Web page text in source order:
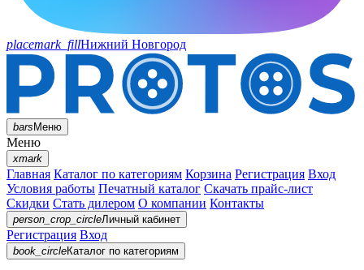
placemark_fillНижний Новгород
barsМеню
Меню
xmark
Главная Каталог по категориям Корзина Регистрация Вход
Условия работы Печатный каталог Скачать прайс-лист
Скидки Стать дилером О компании Контакты
person_crop_circleЛичный кабинет
Регистрация Вход
book_circleКаталог по категориям